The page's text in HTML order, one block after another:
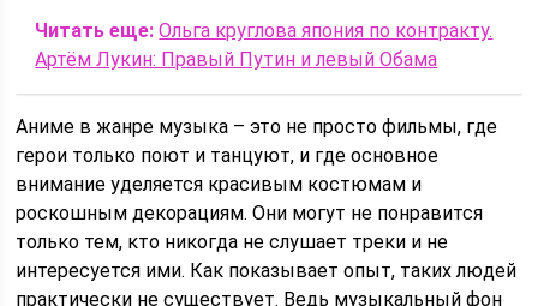
Читать еще: Ольга круглова япония по контракту.
Артём Лукин: Правый Путин и левый Обама
Аниме в жанре музыка – это не просто фильмы, где
герои только поют и танцуют, и где основное
внимание уделяется красивым костюмам и
роскошным декорациям. Они могут не понравится
только тем, кто никогда не слушает треки и не
интересуется ими. Как показывает опыт, таких людей
практически не существует. Ведь музыкальный фон